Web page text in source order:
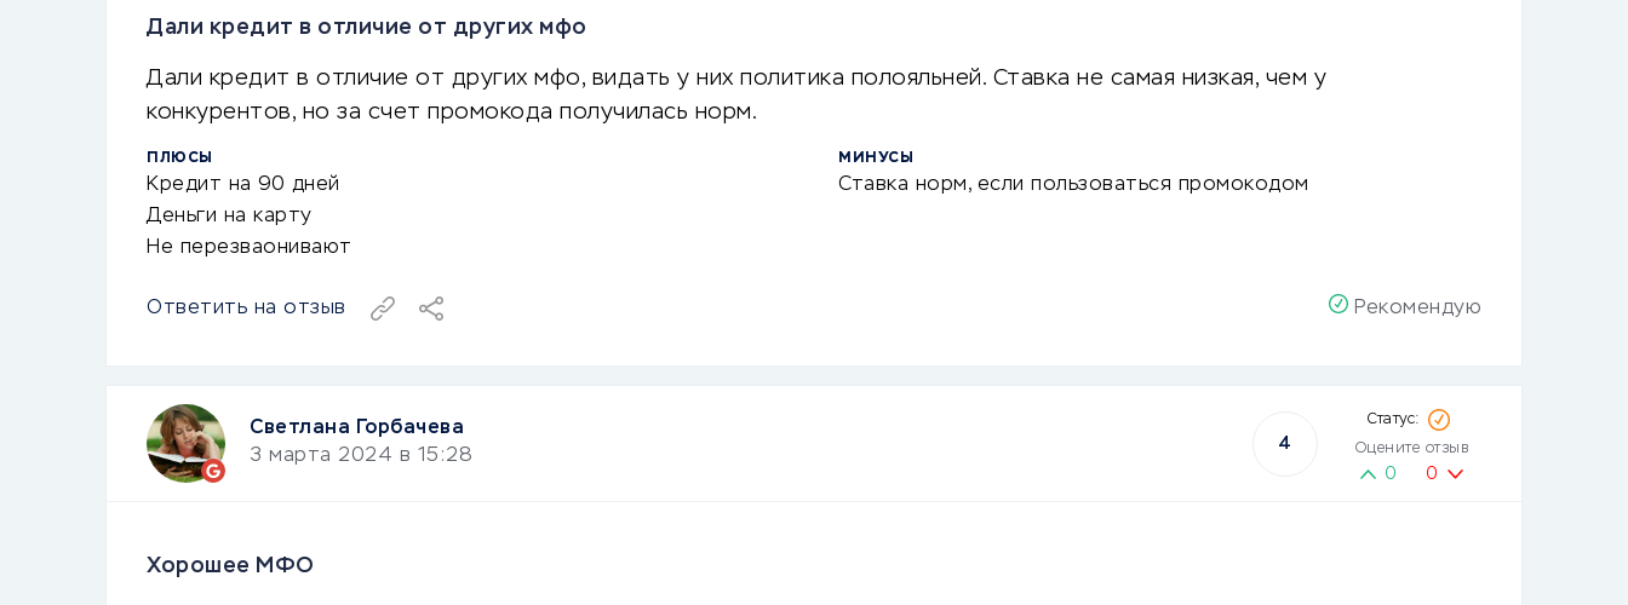
Дали кредит в отличие от других мфо
Дали кредит в отличие от других мфо, видать у них политика полояльней. Ставка не самая низкая, чем у
конкурентов, но за счет промокода получилась норм.
ПЛЮСЫ
Кредит на 90 дней
Деньги на карту
Не перезваонивают
МИНУСЫ
Ставка норм, если пользоваться промокодом
Ответить на отзыв Рекомендую
Светлана Горбачева
3 марта 2024 в 15:28
4 Оцените отзыв
0 0
Хорошее МФО